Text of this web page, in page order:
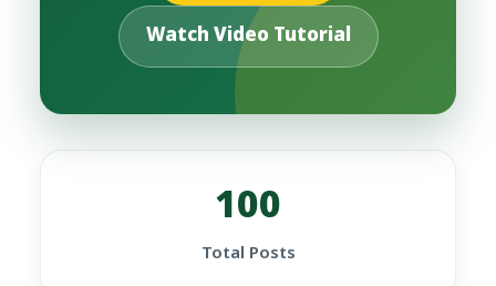
Watch Video Tutorial
100
Total Posts